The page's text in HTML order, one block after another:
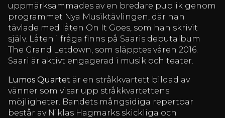
uppmärksammades av en bredare publik genom
programmet Nya Musiktävlingen, där han
tävlade med låten On It Goes, som han skrivit
själv. Låten i fråga finns på Saaris debutalbum
The Grand Letdown, som släpptes våren 2016.
Saari är aktivt engagerad i musik och teater.
Lumos Quartet är en stråkkvartett bildad av
vänner som visar upp stråkkvartettens
möjligheter. Bandets mångsidiga repertoar
består av Niklas Hagmarks skickliga och